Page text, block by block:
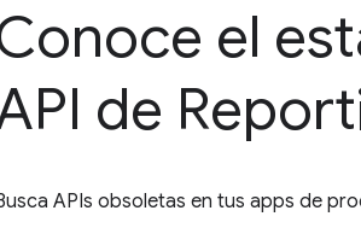
el
de
APIs obsoletas en tus apps de